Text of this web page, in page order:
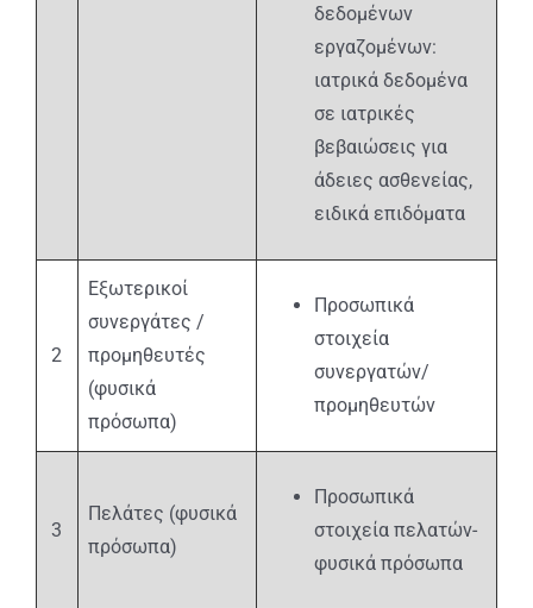
δεδομένων
εργαζομένων:
ιατρικά δεδομένα
σε ιατρικές
βεβαιώσεις για
άδειες ασθενείας,
ειδικά επιδόματα
2
Εξωτερικοί
συνεργάτες /
προμηθευτές
(φυσικά
πρόσωπα)
Προσωπικά
στοιχεία
συνεργατών/
προμηθευτών
3
Πελάτες (φυσικά
πρόσωπα)
Προσωπικά
στοιχεία πελατών-
φυσικά πρόσωπα